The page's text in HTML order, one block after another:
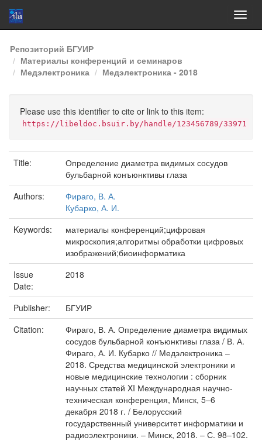
Skip
navigation
Репозиторий БГУИР
Материалы конференций и семинаров
Медэлектроника
Медэлектроника - 2018
Please use this identifier to cite or link to this item:
https://libeldoc.bsuir.by/handle/123456789/33971
Title:
Определение диаметра видимых сосудов
бульбарной конъюнктивы глаза
Authors:
Фираго, В. А.
Кубарко, А. И.
Keywords:
материалы конференций;цифровая
микроскопия;алгоритмы обработки цифровых
изображений;биоинформатика
Issue
Date:
2018
Publisher:
БГУИР
Citation:
Фираго, В. А. Определение диаметра видимых
сосудов бульбарной конъюнктивы глаза / В. А.
Фираго, А. И. Кубарко // Медэлектроника –
2018. Средства медицинской электроники и
новые медицинские технологии : сборник
научных статей XI Международная научно-
техническая конференция, Минск, 5–6
декабря 2018 г. / Белорусский
государственный университет информатики и
радиоэлектроники. – Минск, 2018. – С. 98–102.